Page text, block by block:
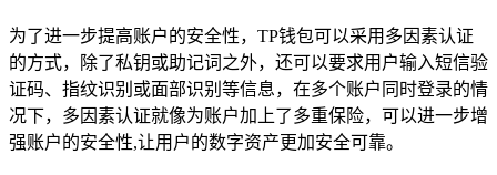
为了进一步提高账户的安全性，TP钱包可以采用多因素认证
的方式，除了私钥或助记词之外，还可以要求用户输入短信验
证码、指纹识别或面部识别等信息，在多个账户同时登录的情
况下，多因素认证就像为账户加上了多重保险，可以进一步增
强账户的安全性,让用户的数字资产更加安全可靠。